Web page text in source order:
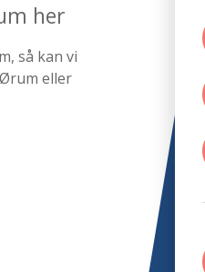
her
så kan vi
eller